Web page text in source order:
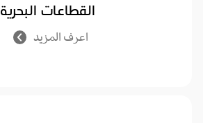
القطاعات البحرية
اعرف المزيد